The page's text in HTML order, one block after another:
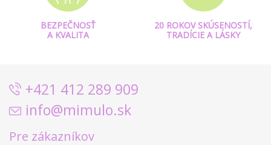
BEZPEČNOSŤ
A KVALITA
20 ROKOV SKÚSENOSTÍ,
TRADÍCIE A LÁSKY
+421 412 289 909
info@mimulo.sk
Pre zákazníkov